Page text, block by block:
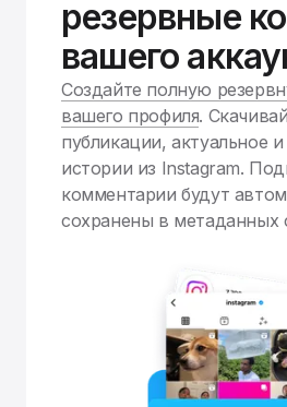
резервные
вашего
Создайте полную
вашего профиля.
публикации, актуальное
истории из Instagram.
комментарии будут
сохранены в метаданных